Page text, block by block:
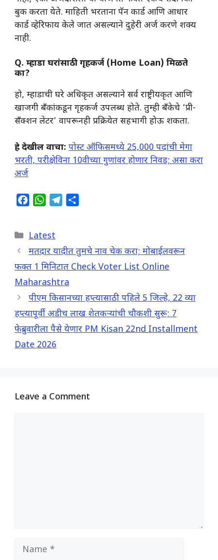
बुक करता येते. माहिती भरताना पॅन कार्ड आणि आधार
कार्ड व्हेरिफाय केले जात असल्याने दुहेरी अर्ज करणे शक्य
नाही.
Q. म्हाडा घरांसाठी गृहकर्ज (Home Loan) मिळते
का?
​हो, म्हाडाची घरे अधिकृत असल्याने सर्व राष्ट्रीयकृत आणि
खाजगी बँकांकडून गृहकर्ज उपलब्ध होते. तुम्ही बँकेचे ‘प्री-
सँक्शन लेटर’ वापरूनही प्रक्रियेत सहभागी होऊ शकता.
हे देखील वाचा: पोस्ट ऑफिसमध्ये 25,000 पदांची मेगा
भरती, परीक्षेविना 10वीच्या गुणांवर होणार निवड; असा करा
अर्ज
e
b
o
k
W
t
s
A
p
g
r
m
e
Categories
Latest
मतदार यादीत तुमचे नाव चेक करा; मोबाईलवरून
फक्त 1 मिनिटात Check Voter List Online
Maharashtra
पीएम किसानच्या हप्त्यासाठी पहिले 5 जिल्हे, 22 व्या
हप्त्यापूर्वी अडीच लाख शेतकऱ्यांची चौकशी सुरू; 7
फेब्रुवारीला पैसे येणार PM Kisan 22nd Installment
Date 2026
Leave a Comment
Name